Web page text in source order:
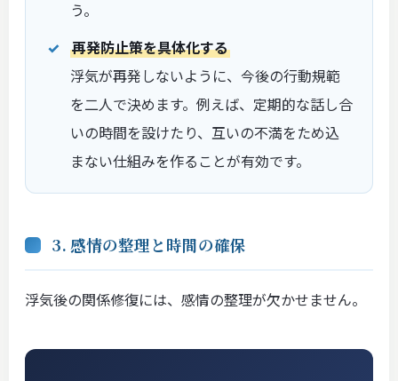
う。
再発防止策を具体化する
浮気が再発しないように、今後の行動規範
を二人で決めます。例えば、定期的な話し合
いの時間を設けたり、互いの不満をため込
まない仕組みを作ることが有効です。
3. 感情の整理と時間の確保
浮気後の関係修復には、感情の整理が欠かせません。